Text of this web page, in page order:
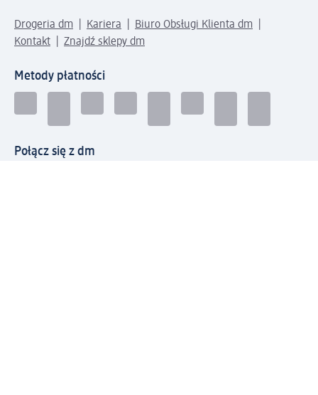
Drogeria dm Kariera
Biuro Obsługi Klienta dm
Kontakt
Znajdź sklepy dm
Metody płatności
Połącz się z dm